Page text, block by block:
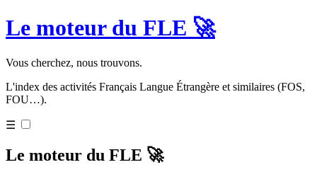
Le moteur du FLE 🚀
Vous cherchez, nous trouvons.
L'index des activités Français Langue Étrangère et similaires (FOS,
FOU…).
☰
Le moteur du FLE 🚀